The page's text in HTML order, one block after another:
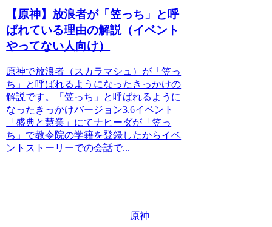
【原神】放浪者が「笠っち」と呼
ばれている理由の解説（イベント
やってない人向け）
原神で放浪者（スカラマシュ）が「笠っ
ち」と呼ばれるようになったきっかけの
解説です。「笠っち」と呼ばれるように
なったきっかけバージョン3.6イベント
「盛典と慧業」にてナヒーダが「笠っ
ち」で教令院の学籍を登録したからイベ
ントストーリーでの会話で...
原神